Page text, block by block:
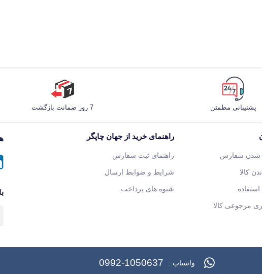
پشتیبانی مطمئن 7 روز ضمانت بازگشت
شدن سفارش
کالا
مرجوعی کالا
راهنمای خرید از جهان چاپگر
راهنمای ثبت سفارش
شرایط و ضوابط ارسال
شیوه های پرداخت
واتساپ : 0992-1050637